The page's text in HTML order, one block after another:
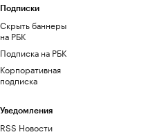
Подписки
Скрыть баннеры
на РБК
Подписка на РБК
Корпоративная
подписка
Уведомления
RSS Новости